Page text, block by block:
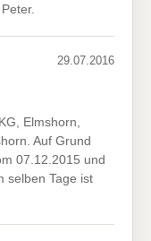
29.07.2016
Elmshorn,
Auf Grund
07.12.2015 und
selben Tage ist